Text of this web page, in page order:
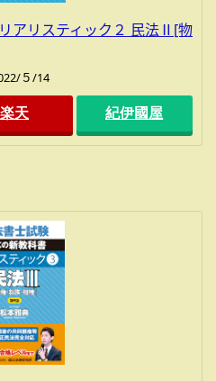
アリスティック２ 民法Ⅱ[物
５/14
楽天 紀伊國屋